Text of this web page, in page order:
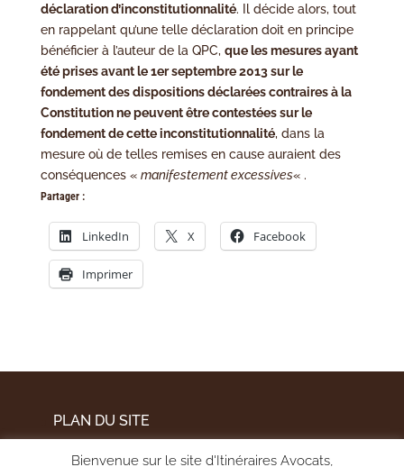
déclaration d’inconstitutionnalité. Il décide alors, tout
en rappelant qu’une telle déclaration doit en principe
bénéficier à l’auteur de la QPC, que les mesures ayant
été prises avant le 1er septembre 2013 sur le
fondement des dispositions déclarées contraires à la
Constitution ne peuvent être contestées sur le
fondement de cette inconstitutionnalité, dans la
mesure où de telles remises en cause auraient des
conséquences « manifestement excessives« .
Partager :
LinkedIn X Facebook
Imprimer
PLAN DU SITE
Bienvenue sur le site d'Itinéraires Avocats,